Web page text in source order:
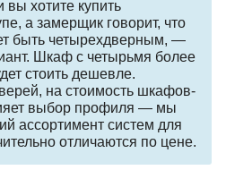
вы хотите купить
а замерщик говорит, что
быть четырехдверным, —
Шкаф с четырьмя более
стоить дешевле.
на стоимость шкафов-
выбор профиля — мы
ассортимент систем для
отличаются по цене.